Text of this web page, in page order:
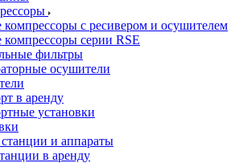
с ресивером и осушителем
серии RSE
фильтры
осушители
в аренду
установки
и аппараты
в аренду